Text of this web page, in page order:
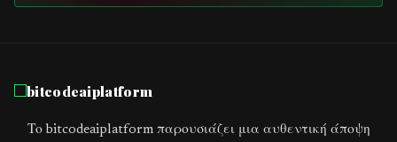
bitcodeaiplatform
Το bitcodeaiplatform παρουσιάζει μια αυθεντική άποψη